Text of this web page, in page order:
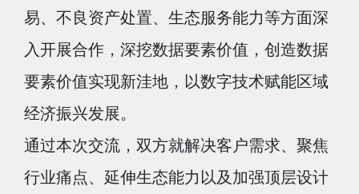
易、不良资产处置、生态服务能力等方面深
入开展合作，深挖数据要素价值，创造数据
要素价值实现新洼地，以数字技术赋能区域
经济振兴发展。
通过本次交流，双方就解决客户需求、聚焦
行业痛点、延伸生态能力以及加强顶层设计